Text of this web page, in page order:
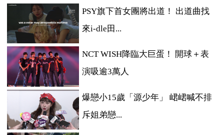
PSY旗下首女團將出道！ 出道曲找
來i-dle田...
NCT WISH降臨大巨蛋！ 開球＋表
演吸逾3萬人
爆戀小15歲「源少年」 峮峮喊不排
斥姐弟戀...